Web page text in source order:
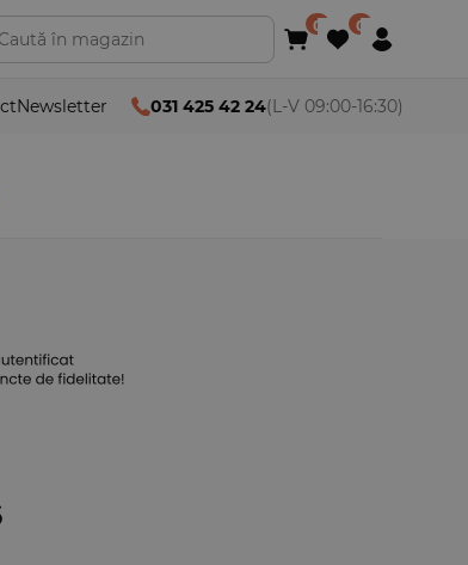
Newsletter 031 425 42 24(L-V 09:00-16:30)